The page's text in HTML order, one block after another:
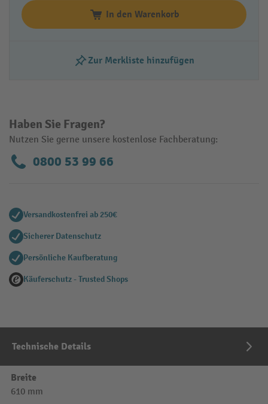
In den Warenkorb
Zur Merkliste hinzufügen
Haben Sie Fragen?
Nutzen Sie gerne unsere kostenlose Fachberatung:
0800 53 99 66
Versandkostenfrei ab 250€
Sicherer Datenschutz
Persönliche Kaufberatung
Käuferschutz - Trusted Shops
Technische Details
Breite
610 mm